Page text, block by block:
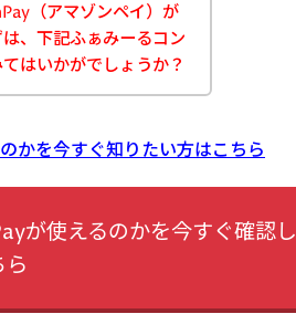
（アマゾンペイ）が
、下記ふぁみーるコン
はいかがでしょうか？
かを今すぐ知りたい方はこちら
が使えるのかを今すぐ確認し